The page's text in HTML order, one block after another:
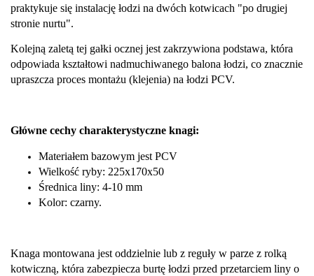
praktykuje się instalację łodzi na dwóch kotwicach "po drugiej
stronie nurtu".
Kolejną zaletą tej gałki ocznej jest zakrzywiona podstawa, która
odpowiada kształtowi nadmuchiwanego balona łodzi, co znacznie
upraszcza proces montażu (klejenia) na łodzi PCV.
Główne cechy charakterystyczne knagi:
Materiałem bazowym jest PCV
Wielkość ryby: 225x170x50
Średnica liny: 4-10 mm
Kolor: czarny.
Knaga montowana jest oddzielnie lub z reguły w parze z rolką
kotwiczną, która zabezpiecza burtę łodzi przed przetarciem liny o